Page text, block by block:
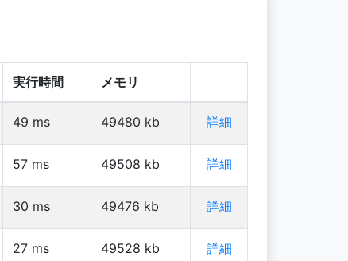
実行時間 メモリ
49 ms 49480 kb 詳細
57 ms 49508 kb 詳細
30 ms 49476 kb 詳細
27 ms 49528 kb 詳細